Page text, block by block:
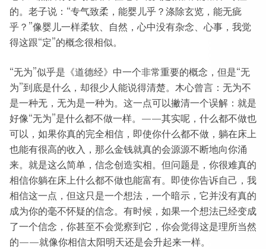
的。老子说：“专气致柔，能婴儿乎？涤除玄览，能无疵
乎？”像婴儿一样柔软、自然，心中没有杂念、心事，我觉
得这跟“定”的概念很相似。
“无为”似乎是《道德经》中一个非常重要的概念，但是“无
为”到底是什么，却很少人能说得清楚。木心曾言：无为不
是一种无，无为是一种为。这一点可以撇清一个误解：就是
好像“无为”是什么都不做一样。——其实呢，什么都不做也
可以，如果你真的完全相信，即使你什么都不做，躺在床上
也能有很高的收入，那么金钱就真的会源源不断地向你涌
来。就是这么简单，信念创造实相。但问题是，你很难真的
相信你躺在床上什么都不做也能富有。即使你告诉自己，我
相信这一点，但这只是一个想法，一个暗示，它并没有真的
成为你的毫不怀疑的信念。有时候，如果一个想法已经变成
了一个信念，你甚至不会觉察到它，你会觉得这是理所当然
的——就像你相信太阳明天还是会升起来一样。